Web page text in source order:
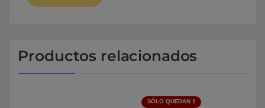
Productos relacionados
SÓLO QUEDAN 1